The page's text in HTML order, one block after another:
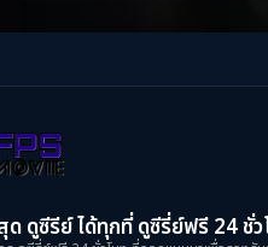
ดูซีรีย์ ได้ทุกที่ ดูซีรี่ย์ฟรี 24 ชั่ว